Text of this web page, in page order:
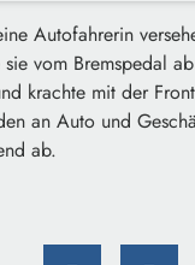
Autofahrerin
vom Bremspedal
krachte mit der
an Auto und
ab.